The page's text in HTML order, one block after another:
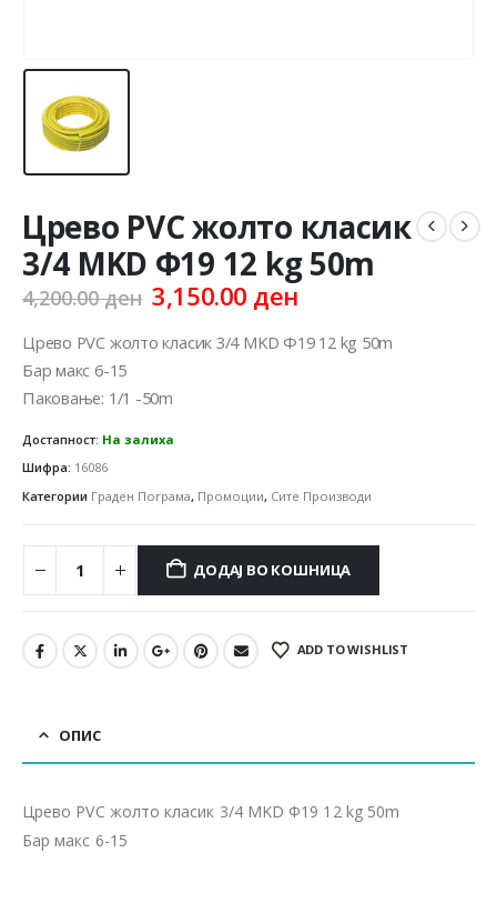
Црево PVC жолто класик
3/4 MKD Ф19 12 kg 50m
4,200.00ден Original
price
was:
3,150.00 денCurrent
is:
Црево PVC жолто класик 3/4 MKD Ф19 12 kg 50m
Бар макс 6-15
Паковање: 1/1 -50m
Достапност: На залиха
Шифра: 16086
Категории Граден Пограма, Промоции, Сите Производи
ДОДАЈ ВО КОШНИЦА
ADD TO WISHLIST
ОПИС
Црево PVC жолто класик 3/4 MKD Ф19 12 kg 50m
Бар макс 6-15